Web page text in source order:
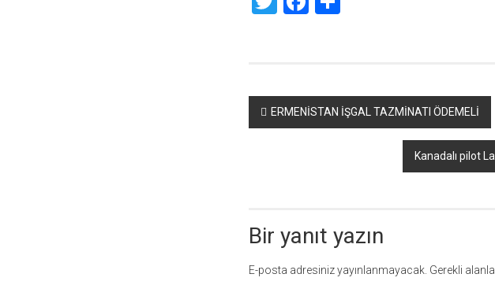
Yazı
dolaşımı
ERMENİSTAN İŞGAL TAZMİNATI ÖDEMELİ
Kanadalı pilot
Bir yanıt yazın
E-posta adresiniz yayınlanmayacak. Gerekli